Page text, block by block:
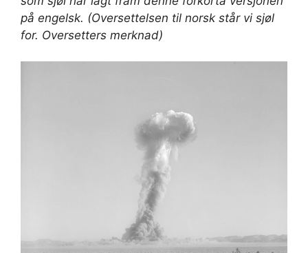
på engelsk. (Oversettelsen til norsk står vi sjøl
for. Oversetters merknad)